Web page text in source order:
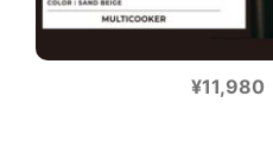
¥11,980